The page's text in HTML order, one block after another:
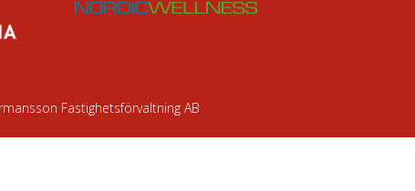
Fastighetsförvaltning AB